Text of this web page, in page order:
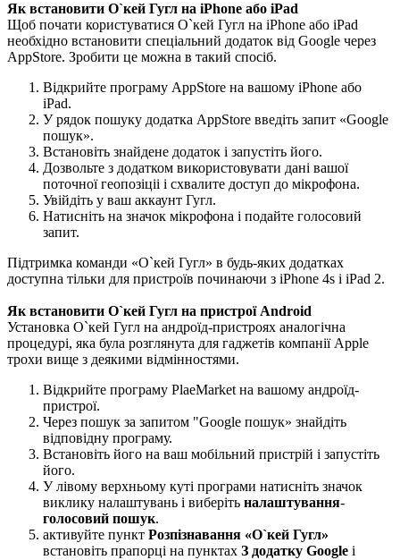
Як встановити О`кей Гугл на iPhone або iPad
Щоб почати користуватися О`кей Гугл на iPhone або iPad
необхідно встановити спеціальний додаток від Google через
AppStore. Зробити це можна в такий спосіб.
Відкрийте програму AppStore на вашому iPhone або
iPad.
У рядок пошуку додатка AppStore введіть запит «Google
пошук».
Встановіть знайдене додаток і запустіть його.
Дозвольте з додатком використовувати дані вашої
поточної геопозіціі і схвалите доступ до мікрофона.
Увійдіть у ваш аккаунт Гугл.
Натисніть на значок мікрофона і подайте голосовий
запит.
Підтримка команди «О`кей Гугл» в будь-яких додатках
доступна тільки для пристроїв починаючи з iPhone 4s і iPad 2.
Як встановити О`кей Гугл на пристрої Android
Установка О`кей Гугл на андроїд-пристроях аналогічна
процедурі, яка була розглянута для гаджетів компанії Apple
трохи вище з деякими відмінностями.
Відкрийте програму PlaeMarket на вашому андроїд-
пристрої.
Через пошук за запитом "Google пошук» знайдіть
відповідну програму.
Встановіть його на ваш мобільний пристрій і запустіть
його.
У лівому верхньому куті програми натисніть значок
виклику налаштувань і виберіть налаштування-
голосовий пошук.
активуйте пункт Розпізнавання «О`кей Гугл»
встановіть прапорці на пунктах З додатку Google і